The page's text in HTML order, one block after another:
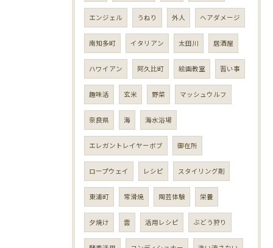
エンジェル うねり 外人 ヘアダメージ
南知多町 イタリアン 太田川 居酒屋
ハワイアン 阿久比町 絵画教室 習い事
趣味活 玄米 野菜 マッシュウルフ
奈良県 海 海水浴場
エレガントレイヤーボブ 御在所
ロープウェイ レシピ スタイリング剤
東浦町 常滑焼 陶芸体験 栄養
夕焼け 雲 活用レシピ ぶどう狩り